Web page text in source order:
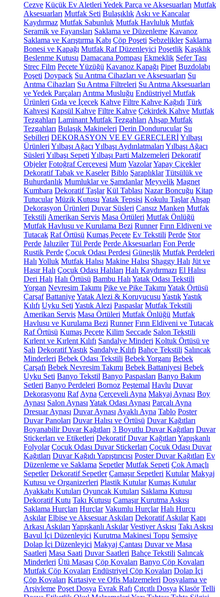
Cezve Küçük Ev Aletleri Yedek Parça ve Aksesuarları Mutfak
Aksesuarları Mutfak Seti Bulaşıklık Askı ve Kancalar
Kaydırmaz Mutfak Sabunluk Mutfak Havluluk Mutfak
Seramik ve Fayansları Saklama ve Düzenleme Kavanoz
Saklama ve Karıştırma Kabı Çöp Poşeti Sebzelikler Saklama
Bonesi ve Kapağı Mutfak Raf Düzenleyici Poşetlik Kaşıklık
Beslenme Kutusu Damacana Pompası Ekmeklik Sefer Tası
Streç Film Peçete Yüzüğü Kavanoz Kapağı Pipet Buzdolabı
Poşeti Doypack Su Arıtma Cihazları ve Aksesuarları Su
Arıtma Cihazları Su Arıtma Filtreleri Su Arıtma Aksesuarları
ve Yedek Parçaları Arıtma Musluğu Endüstriyel Mutfak
Ürünleri Gıda ve İçecek Kahve Filtre Kahve Kağıdı Türk
Kahvesi Kapsül Kahve Filtre Kahve Çekirdek Kahve Mutfak
Tezgahları Laminant Mutfak Tezgahları Ahşap Mutfak
Tezgahları Bulaşık Makineleri Derin Dondurucular Su
Sebilleri DEKORASYON VE EV GEREÇLERİYılbaşı
Ürünleri Yılbaşı Ağacı Yılbaşı Aydınlatmaları Yılbaşı Ağacı
Süsleri Yılbaşı Sepeti Yılbaşı Parti Malzemeleri Dekoratif
Objeler Fotoğraf Çerçevesi Mum VazolarYapay Çiçekler
Dekoratif Tabak ve Kaseler Biblo Şaraplıklar Tütsülük ve
Buhurdanlık Mumluklar ve Şamdanlar Meyvelik Magnet
Kumbara Dekoratif Taşlar Kül Tablası Nazar Boncuğu Kitap
Tutucular Müzik Kutusu Yatak Tepsisi Kokulu Taşlar Ahşap
Dekorasyon Ürünleri Duvar Süsleri Cansız Manken Mutfak
Tekstili Amerikan Servis Masa Örtüleri Mutfak Önlüğü
Mutfak Havlusu ve Kurulama Bezi Runner Fırın Eldiveni ve
Tutacak Raf Örtüsü Kumaş Peçete Ev Tekstili Perde Stor
Perde Jaluziler Tül Perde Perde Aksesuarları Fon Perde
Rustik Perde Çocuk Odası Perdesi Güneşlik Mutfak Perdeleri
Halı Yolluk Mutfak Halısı Makine Halısı Shaggy Halı Jüt ve
Hasır Halı Çocuk Odası Halıları Halı Kaydırmazı El Halısı
Deri Halı Halı Örtüsü Bambu Halı Yatak Odası Tekstili
Yorgan Nevresim Takımı Pike ve Pike Takımı Yatak Örtüsü
Çarşaf BattaniyeYatak Alezi & Koruyucusu YastıkYastık
Kılıfı Uyku Seti Yastık Alezi Paspaslar Mutfak Tekstili
Amerikan Servis Masa Örtüleri Mutfak Önlüğü Mutfak
Havlusu ve Kurulama Bezi Runner Fırın Eldiveni ve Tutacak
Raf Örtüsü Kumaş Peçete Kilim Seccade Salon Tekstili
Kırlent ve Kırlent Kılıfı Sandalye Minderi Koltuk Örtüsü ve
Şalı Dekoratif Yastık Sandalye Kılıfı Bahçe Tekstili Salıncak
Minderleri Bebek Odası Tekstili Bebek Yorganı Bebek
Çarşafı Bebek Nevresim Takımı Bebek Battaniyesi Bebek
Uyku Seti Banyo Tekstil Banyo Paspasları Banyo Bakım
Setleri Banyo Perdeleri Bornoz Peştemal Havlu Duvar
Dekorasyonu Raf Ayna Çerçeveli Ayna Makyaj Aynası Boy
Aynası Salon Aynası Yatak Odası Aynası Parçalı Ayna
Dresuar Aynası Duvar Aynası Ayaklı Ayna Tablo Poster
Duvar Panoları Duvar Halısı ve Örtüsü Duvar Kağıtları
Boyanabilir Duvar Kağıtları 3 Boyutlu Duvar Kağıtları Duvar
Stickerları ve Etiketleri Dekoratif Duvar Kağıtları Yapışkanlı
Folyolar Çocuk Odası Duvar Stickerları Çocuk Odası Duvar
Kağıtları Duvar Kağıdı Yapıştırıcısı Poster Duvar Kağıtları Ev
Düzenleme ve Saklama Sepetler Mutfak Sepeti Çok Amaçlı
Sepetler Dekoratif Sepetler Çamaşır Sepetleri Kutular Makyaj
Kutusu ve Organizerleri Plastik Kutular Kumaş Kutular
Ayakkabı Kutuları Oyuncak Kutuları Saklama Kutusu
Dekoratif Kutu Takı Kutusu Çamaşır Kurutma Askısı
Saklama Hurçları Hurçlar Vakumlu Hurçlar Halı Hurcu
Askılar Elbise ve Aksesuar Askıları Dekoratif Askılar Kapı
Arkası Askıları Yapışkanlı Askılar Vestiyer Askısı Takı Askısı
Bavul İçi Düzenleyici Kurutma Makinesi Topu Şemsiye
Dolap İçi Düzenleyici Makyaj Çantası Duvar ve Masa
Saatleri Masa Saati Duvar Saatleri Bahçe Tekstili Salıncak
Minderleri Ütü Masası Çöp Kovaları Banyo Çöp Kovaları
Mutfak Çöp Kovaları Endüstriyel Çöp Kovaları Dolap İçi
Çöp Kovaları Kırtasiye ve Ofis Malzemeleri Dosyalama ve
Arşivleme Poşet Dosya Evrak Rafı Çıtçıtlı Dosya Klasör Telli